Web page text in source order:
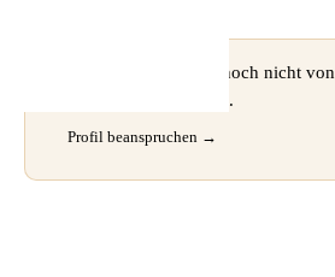
⚠ Dieses Profil wurde noch nicht von
beansprucht.
Profil beanspruchen →